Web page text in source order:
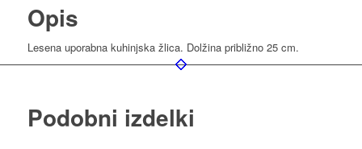
Opis
Lesena uporabna kuhinjska žlica. Dolžina približno 25 cm.
Podobni izdelki